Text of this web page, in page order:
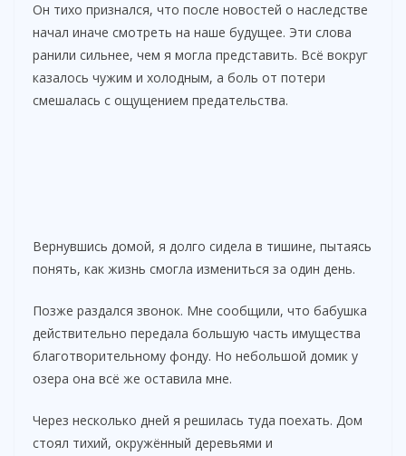
Он тихо признался, что после новостей о наследстве
начал иначе смотреть на наше будущее. Эти слова
ранили сильнее, чем я могла представить. Всё вокруг
казалось чужим и холодным, а боль от потери
смешалась с ощущением предательства.
Вернувшись домой, я долго сидела в тишине, пытаясь
понять, как жизнь смогла измениться за один день.
Позже раздался звонок. Мне сообщили, что бабушка
действительно передала большую часть имущества
благотворительному фонду. Но небольшой домик у
озера она всё же оставила мне.
Через несколько дней я решилась туда поехать. Дом
стоял тихий, окружённый деревьями и